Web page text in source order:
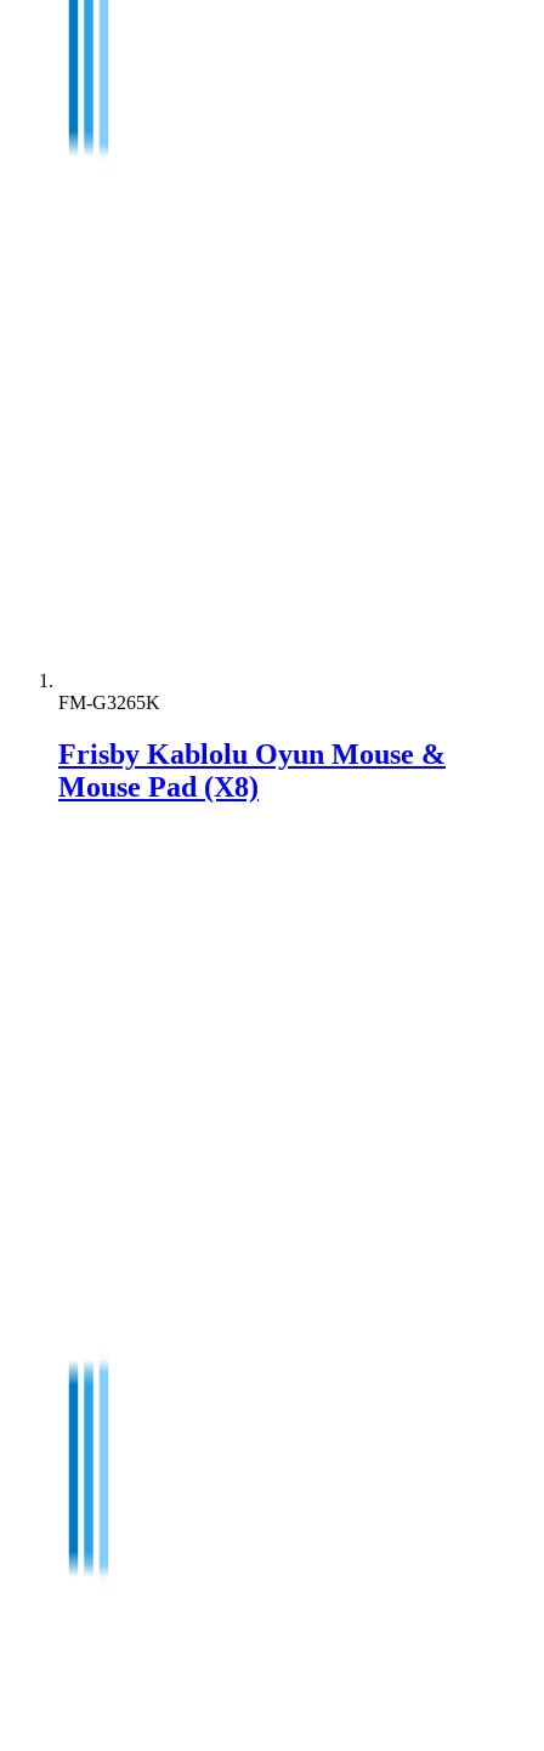
FM-G3265K
Frisby Kablolu Oyun Mouse &
Mouse Pad (X8)